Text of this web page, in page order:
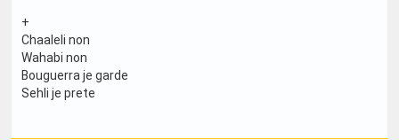
+
Chaaleli non
Wahabi non
Bouguerra je garde
Sehli je prete